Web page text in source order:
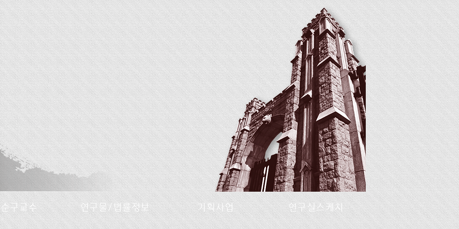
구교수 연구물/법률정보 기획사업 연구실스케치